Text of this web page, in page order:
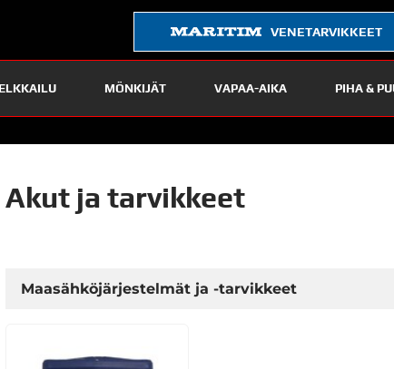
VENETARVIKKEET
MÖNKIJÄT VAPAA-AIKA PIHA &
Akut ja tarvikkeet
Maasähköjärjestelmät ja -tarvikkeet